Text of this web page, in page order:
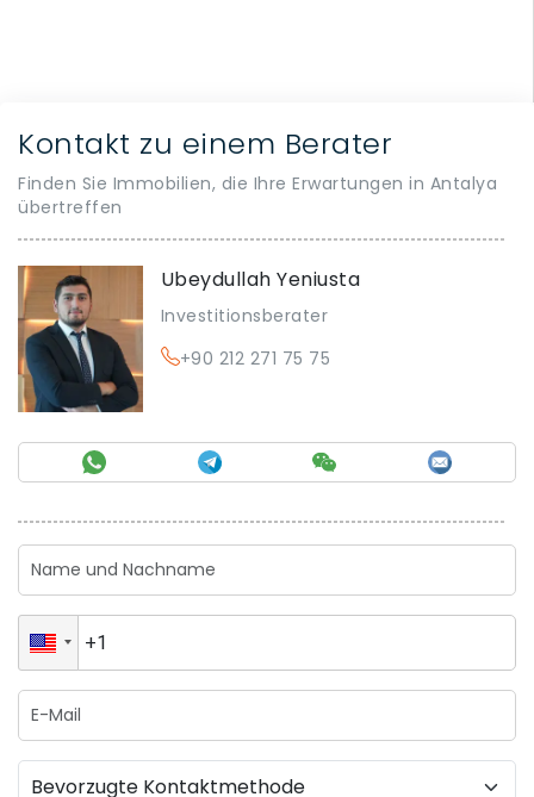
Kontakt zu einem Berater
Finden Sie Immobilien, die Ihre Erwartungen in Antalya
übertreffen
Ubeydullah Yeniusta
Investitionsberater
+90 212 271 75 75